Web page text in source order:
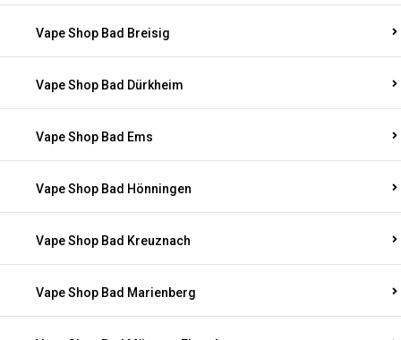
Vape Shop Bad Breisig
Vape Shop Bad Dürkheim
Vape Shop Bad Ems
Vape Shop Bad Hönningen
Vape Shop Bad Kreuznach
Vape Shop Bad Marienberg